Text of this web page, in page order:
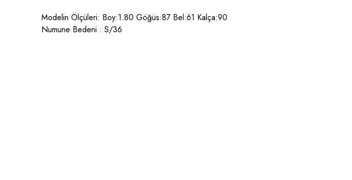
Modelin Ölçüleri: Boy:1.80 Göğüs:87 Bel:61 Kalça:90
Numune Bedeni : S/36